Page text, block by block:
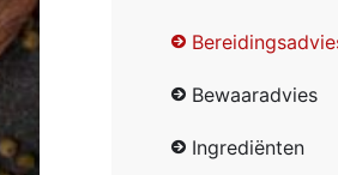
Bewaaradvies
Ingrediënten